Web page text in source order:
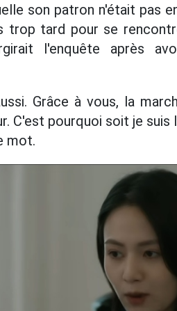
son patron n'était pas
trop tard pour se
l'enquête après
Grâce à vous, la
C'est pourquoi soit je
mot.